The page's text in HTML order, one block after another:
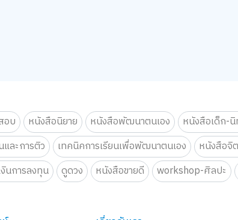
อบ หนังสือนิยาย หนังสือพัฒนาตนเอง หนังสือเด็ก-
และการติว เทคนิคการเรียนเพื่อพัฒนาตนเอง หนังสือจิ
งินการลงทุน ดูดวง หนังสือขายดี workshop-ศิลปะ